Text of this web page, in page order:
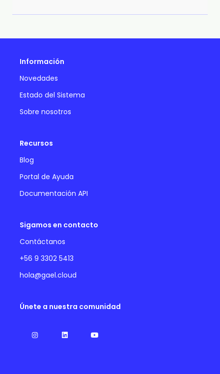
Información
Novedades
Estado del Sistema
Sobre nosotros
Recursos
Blog
Portal de Ayuda
Documentación API
Sigamos en contacto
Contáctanos
+56 9 3302 5413
hola@gael.cloud
Únete a nuestra comunidad